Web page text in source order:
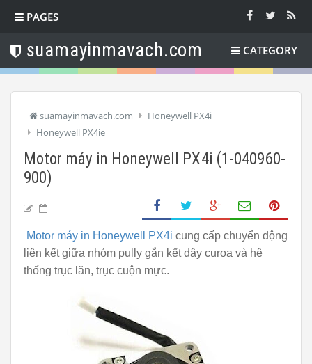
PAGES
suamayinmavach.com CATEGORY
suamayinmavach.com
Honeywell PX4i
Honeywell PX4ie
Motor máy in Honeywell PX4i (1-040960-
900)
Motor máy in Honeywell PX4i cung cấp chuyển động
liên kết giữa nhóm pully gắn kết dây curoa và hệ
thống trục lăn, trục cuộn mực.